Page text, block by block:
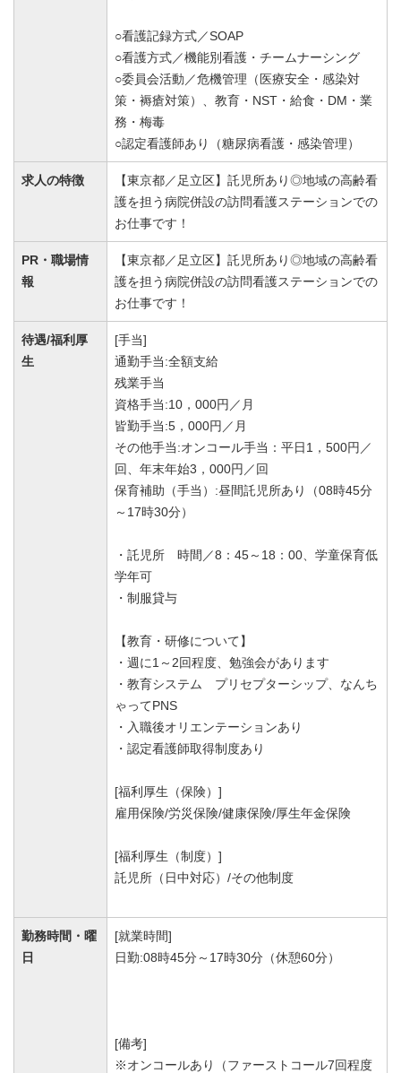
○看護記録方式／SOAP
○看護方式／機能別看護・チームナーシング
○委員会活動／危機管理（医療安全・感染対
策・褥瘡対策）、教育・NST・給食・DM・業
務・梅毒
○認定看護師あり（糖尿病看護・感染管理）
求人の特徴
【東京都／足立区】託児所あり◎地域の高齢看
護を担う病院併設の訪問看護ステーションでの
お仕事です！
PR・職場情
報
【東京都／足立区】託児所あり◎地域の高齢看
護を担う病院併設の訪問看護ステーションでの
お仕事です！
待遇/福利厚
生
[手当]
通勤手当:全額支給
残業手当
資格手当:10，000円／月
皆勤手当:5，000円／月
その他手当:オンコール手当：平日1，500円／
回、年末年始3，000円／回
保育補助（手当）:昼間託児所あり（08時45分
～17時30分）
・託児所 時間／8：45～18：00、学童保育低
学年可
・制服貸与
【教育・研修について】
・週に1～2回程度、勉強会があります
・教育システム プリセプターシップ、なんち
ゃってPNS
・入職後オリエンテーションあり
・認定看護師取得制度あり
[福利厚生（保険）]
雇用保険/労災保険/健康保険/厚生年金保険
[福利厚生（制度）]
託児所（日中対応）/その他制度
勤務時間・曜
日
[就業時間]
日勤:08時45分～17時30分（休憩60分）
[備考]
※オンコールあり（ファーストコール7回程度